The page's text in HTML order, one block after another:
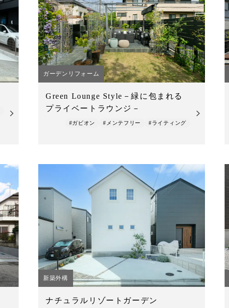
ガーデンリフォーム
Green Lounge Style－緑に包まれる
プライベートラウンジ－
#ガビオン #メンテフリー #ライティング
新築外構
ナチュラルリゾートガーデン